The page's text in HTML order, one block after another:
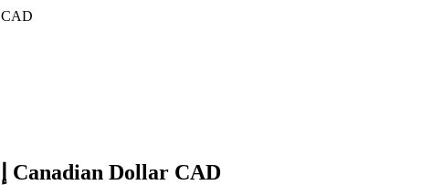
CAD
إلى Canadian Dollar CAD